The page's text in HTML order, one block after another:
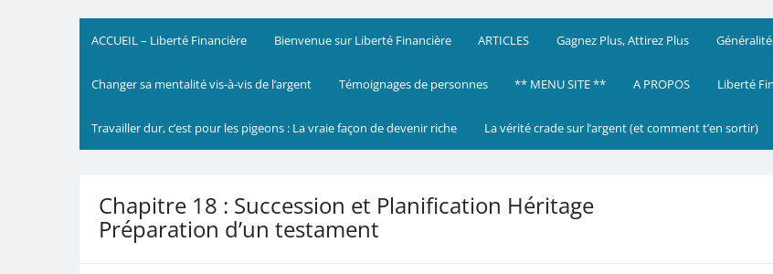
ACCUEIL – Liberté Financière Bienvenue sur Liberté Financière ARTICLES Gagnez Plus, Attirez Plus
Changer sa mentalité vis-à-vis de l’argent Témoignages de personnes ** MENU SITE ** A PROPOS Liberté
Travailler dur, c’est pour les pigeons : La vraie façon de devenir riche La vérité crade sur l’argent (et comment t’en sortir)
Chapitre 18 : Succession et Planification Héritage
Préparation d’un testament